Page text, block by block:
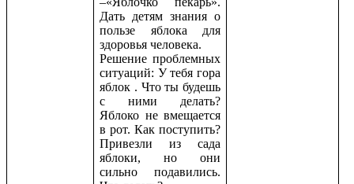
Дать детям знания о
пользе яблока для
здоровья человека.
Решение проблемных
ситуаций: У тебя гора
яблок . Что ты будешь
с ними делать?
Яблоко не вмещается
в рот. Как поступить?
Привезли из сада
яблоки, но они
сильно подавились.